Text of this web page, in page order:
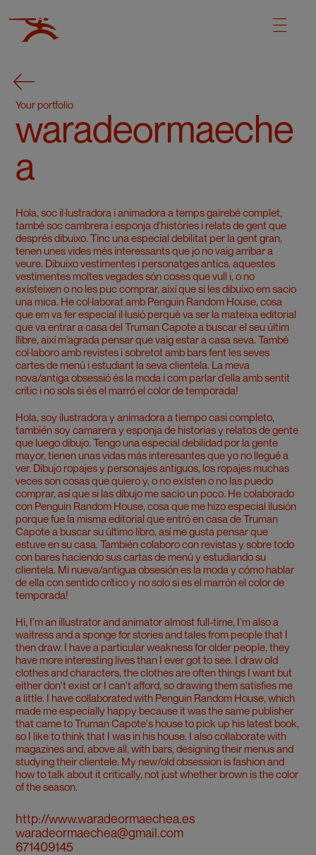
Your portfolio
waradeormaeche
a
Hola, soc il·lustradora i animadora a temps gairebé complet,
també soc cambrera i esponja d’històries i relats de gent que
després dibuixo. Tinc una especial debilitat per la gent gran,
tenen unes vides més interessants que jo no vaig arribar a
veure. Dibuixo vestimentes i personatges antics, aquestes
vestimentes moltes vegades són coses que vull i, o no
existeixen o no les puc comprar, així que si les dibuixo em sacio
una mica. He col·laborat amb Penguin Random House, cosa
que em va fer especial il·lusió perquè va ser la mateixa editorial
que va entrar a casa del Truman Capote a buscar el seu últim
llibre, així m’agrada pensar que vaig estar a casa seva. També
col·laboro amb revistes i sobretot amb bars fent les seves
cartes de menú i estudiant la seva clientela. La meva
nova/antiga obsessió és la moda i com parlar d’ella amb sentit
crític i no sols si és el marró el color de temporada!
Hola, soy ilustradora y animadora a tiempo casi completo,
también soy camarera y esponja de historias y relatos de gente
que luego dibujo. Tengo una especial debilidad por la gente
mayor, tienen unas vidas más interesantes que yo no llegué a
ver. Dibujo ropajes y personajes antiguos, los ropajes muchas
veces son cosas que quiero y, o no existen o no las puedo
comprar, así que si las dibujo me sacio un poco. He colaborado
con Penguin Random House, cosa que me hizo especial ilusión
porque fue la misma editorial que entró en casa de Truman
Capote a buscar su último libro, así me gusta pensar que
estuve en su casa. También colaboro con revistas y sobre todo
con bares haciendo sus cartas de menú y estudiando su
clientela. Mi nueva/antigua obsesión es la moda y cómo hablar
de ella con sentido crítico y no solo si es el marrón el color de
temporada!
Hi, I'm an illustrator and animator almost full-time, I'm also a
waitress and a sponge for stories and tales from people that I
then draw. I have a particular weakness for older people, they
have more interesting lives than I ever got to see. I draw old
clothes and characters, the clothes are often things I want but
either don't exist or I can't afford, so drawing them satisfies me
a little. I have collaborated with Penguin Random House, which
made me especially happy because it was the same publisher
that came to Truman Capote's house to pick up his latest book,
so I like to think that I was in his house. I also collaborate with
magazines and, above all, with bars, designing their menus and
studying their clientele. My new/old obsession is fashion and
how to talk about it critically, not just whether brown is the color
of the season.
http://www.waradeormaechea.es
waradeormaechea@gmail.com
671409145